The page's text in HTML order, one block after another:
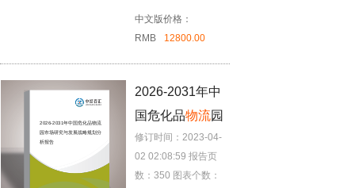
中文版价格：
RMB
12800.00
2026-2031年中国危化品物流
园市场研究与发展战略规划分
析报告
2026-2031年中
国危化品物流园
市场研究与发展
战略规划分析报
修订时间：2023-04-
02 02:08:59 报告页
数：350 图表个数：